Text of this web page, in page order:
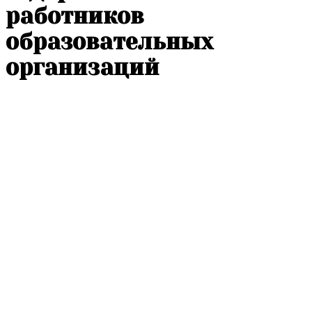
работников
образовательных
организаций